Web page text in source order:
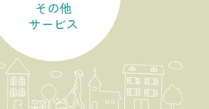
その他
サービス